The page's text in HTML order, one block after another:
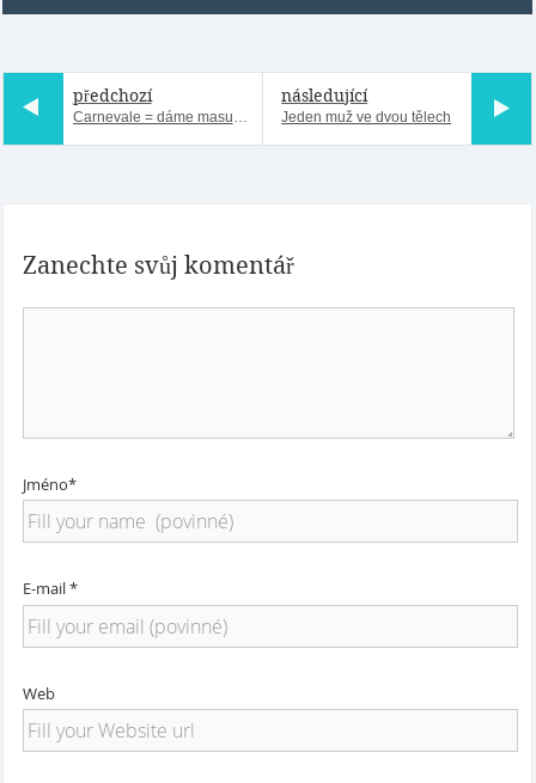
předchozí následující
Jeden muž ve dvou tělech
Zanechte svůj komentář
Jméno*
E-mail *
Web